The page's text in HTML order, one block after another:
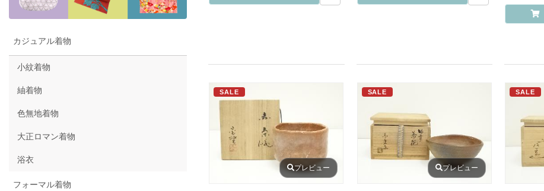
カジュアル着物
小紋着物
紬着物
色無地着物
大正ロマン着物
浴衣
フォーマル着物
SALE
プレビュー
SALE
プレビュー
SALE